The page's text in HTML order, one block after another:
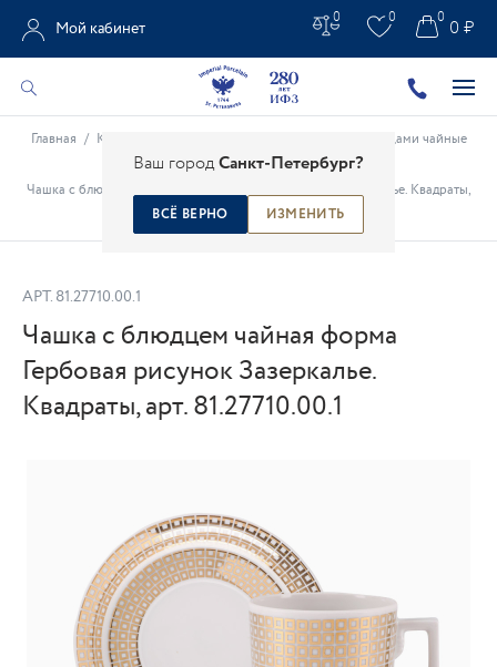
Ваш городСанкт-Петербург?
ВСЁ ВЕРНО ИЗМЕНИТЬ
Мой кабинет
0 0 0 ₽
0
Главная / Каталог
Чашки с блюдцами чайные
/
Чашка с блюдцем чайная форма Гербовая рисунок Зазеркалье. Квадраты,
арт. 81.27710.00.1
АРТ. 81.27710.00.1
Чашка с блюдцем чайная форма
Гербовая рисунок Зазеркалье.
Квадраты, арт. 81.27710.00.1